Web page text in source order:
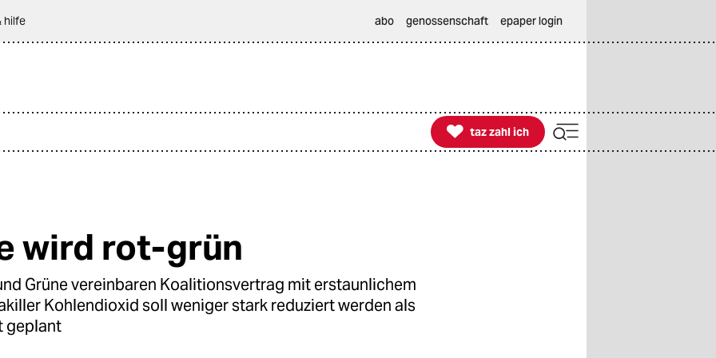
hilfe abo genossenschaft epaper login

taz zahl ich
taz zahl ich
wird rot-grün
Grüne vereinbaren Koalitionsvertrag mit erstaunlichem
Kohlendioxid soll weniger stark reduziert werden als
geplant